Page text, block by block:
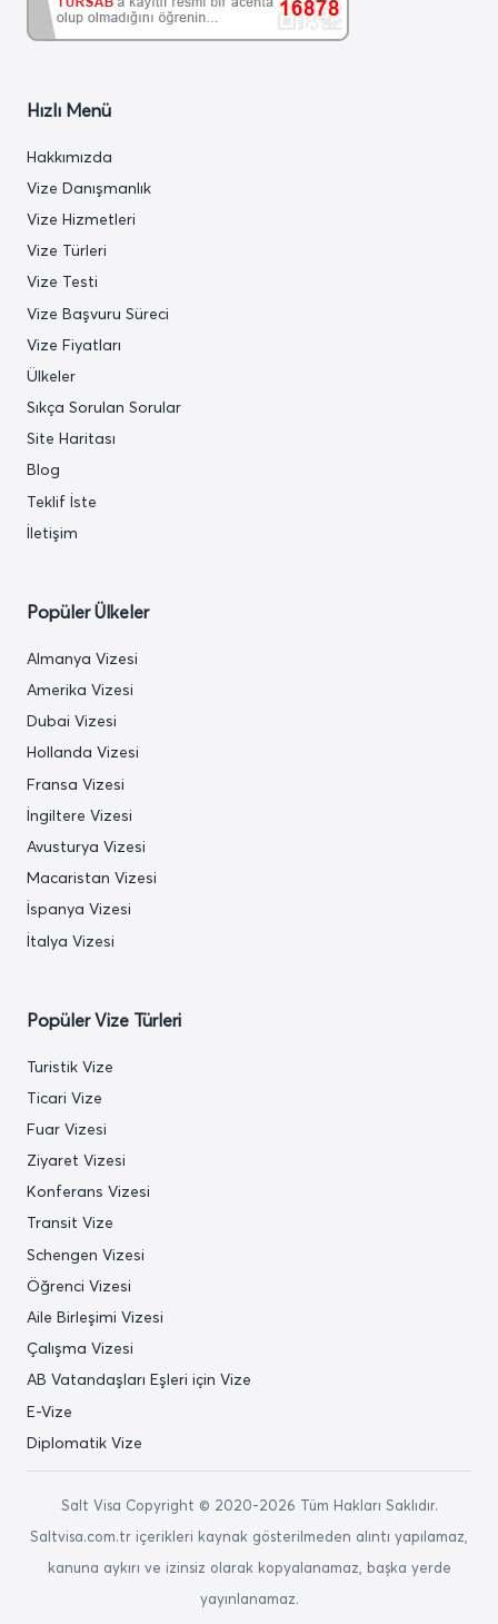
Hızlı Menü
Hakkımızda
Vize Danışmanlık
Vize Hizmetleri
Vize Türleri
Vize Testi
Vize Başvuru Süreci
Vize Fiyatları
Ülkeler
Sıkça Sorulan Sorular
Site Haritası
Blog
Teklif İste
İletişim
Popüler Ülkeler
Almanya Vizesi
Amerika Vizesi
Dubai Vizesi
Hollanda Vizesi
Fransa Vizesi
İngiltere Vizesi
Avusturya Vizesi
Macaristan Vizesi
İspanya Vizesi
İtalya Vizesi
Popüler Vize Türleri
Turistik Vize
Ticari Vize
Fuar Vizesi
Ziyaret Vizesi
Konferans Vizesi
Transit Vize
Schengen Vizesi
Öğrenci Vizesi
Aile Birleşimi Vizesi
Çalışma Vizesi
AB Vatandaşları Eşleri için Vize
E-Vize
Diplomatik Vize
Salt Visa Copyright © 2020-2026 Tüm Hakları Saklıdır.
Saltvisa.com.tr içerikleri kaynak gösterilmeden alıntı yapılamaz,
kanuna aykırı ve izinsiz olarak kopyalanamaz, başka yerde
yayınlanamaz.